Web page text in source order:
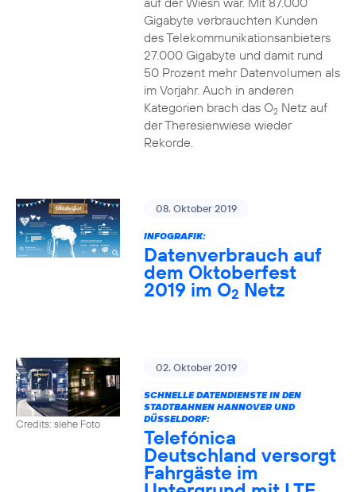
Gigabyte verbrauchten Kunden
des Telekommunikationsanbieters
27.000 Gigabyte und damit rund
50 Prozent mehr Datenvolumen als
im Vorjahr. Auch in anderen
Kategorien brach das O2Netz auf
der Theresienwiese wieder
Rekorde.
08. Oktober 2019
INFOGRAFIK:
Datenverbrauch auf
dem Oktoberfest
2019 im O2 Netz
Credits: siehe Foto
02. Oktober 2019
SCHNELLE DATENDIENSTE IN DEN
STADTBAHNEN HANNOVER UND
DÜSSELDORF:
Telefónica
Deutschland versorgt
Fahrgäste im